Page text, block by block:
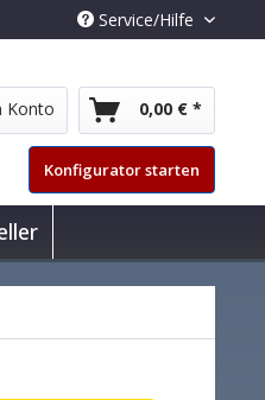
Service/Hilfe
Konto 0,00 € *
Konfigurator starten